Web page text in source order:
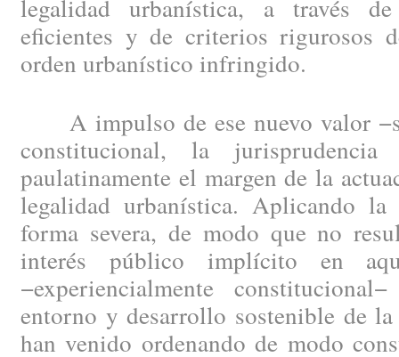
legalidad urbanística, a través
eficientes y de criterios rigurosos
orden urbanístico infringido.
A impulso de ese nuevo valor
constitucional, la
paulatinamente el margen de la
legalidad urbanística. Aplicando la
forma severa, de modo que no
interés público implícito en
−experiencialmente
entorno y desarrollo sostenible de
han venido ordenando de modo